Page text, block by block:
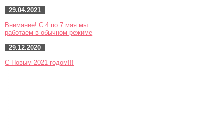
29.04.2021
Внимание! С 4 по 7 мая мы
работаем в обычном режиме
29.12.2020
С Новым 2021 годом!!!